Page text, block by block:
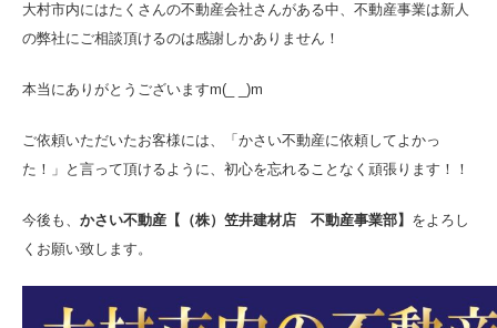
大村市内にはたくさんの不動産会社さんがある中、不動産事業は新人
の弊社にご相談頂けるのは感謝しかありません！
本当にありがとうございますm(_ _)m
ご依頼いただいたお客様には、「かさい不動産に依頼してよかっ
た！」と言って頂けるように、初心を忘れることなく頑張ります！！
今後も、 かさい不動産【（株）笠井建材店 不動産事業部】 をよろし
くお願い致します。